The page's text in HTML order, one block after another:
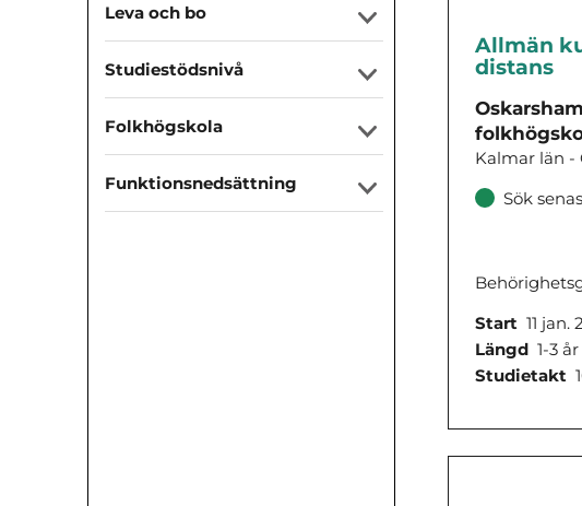
Leva och bo
Studiestödsnivå
Folkhögskola
Funktionsnedsättning
Allmän
distans
Kalmar län -
Sök
Start 11 jan.
Längd 1-3 år
Studietakt